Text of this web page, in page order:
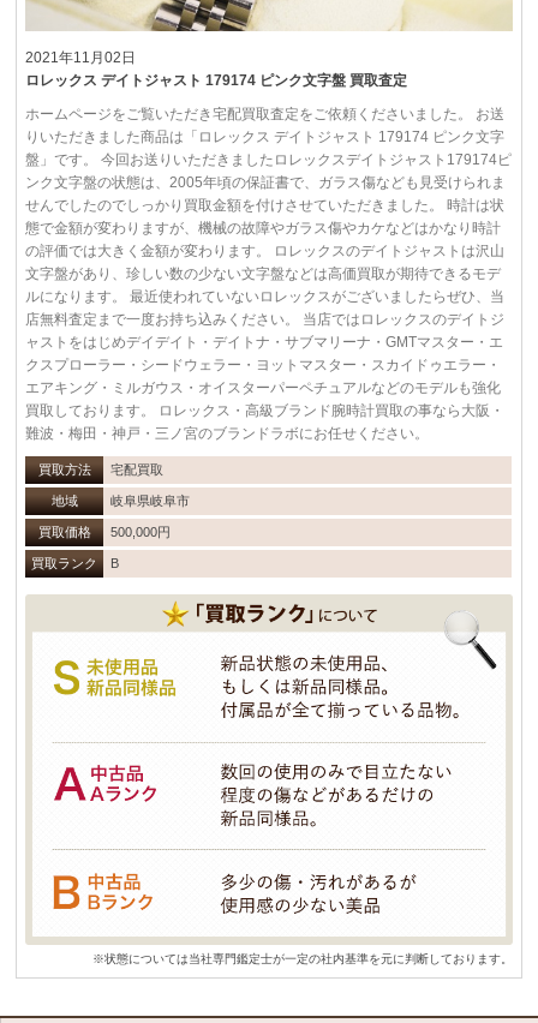
2021年11月02日
ロレックス デイトジャスト 179174 ピンク文字盤 買取査定
ホームページをご覧いただき宅配買取査定をご依頼くださいました。 お送
りいただきました商品は「ロレックス デイトジャスト 179174 ピンク文字
盤」です。 今回お送りいただきましたロレックスデイトジャスト179174ピ
ンク文字盤の状態は、2005年頃の保証書で、ガラス傷なども見受けられま
せんでしたのでしっかり買取金額を付けさせていただきました。 時計は状
態で金額が変わりますが、機械の故障やガラス傷やカケなどはかなり時計
の評価では大きく金額が変わります。 ロレックスのデイトジャストは沢山
文字盤があり、珍しい数の少ない文字盤などは高価買取が期待できるモデ
ルになります。 最近使われていないロレックスがございましたらぜひ、当
店無料査定まで一度お持ち込みください。 当店ではロレックスのデイトジ
ャストをはじめデイデイト・デイトナ・サブマリーナ・GMTマスター・エ
クスプローラー・シードウェラー・ヨットマスター・スカイドゥエラー・
エアキング・ミルガウス・オイスターパーペチュアルなどのモデルも強化
買取しております。 ロレックス・高級ブランド腕時計買取の事なら大阪・
難波・梅田・神戸・三ノ宮のブランドラボにお任せください。
買取方法 宅配買取
地域 岐阜県岐阜市
買取価格 500,000円
買取ランク B
※状態については当社専門鑑定士が一定の社内基準を元に判断しております。